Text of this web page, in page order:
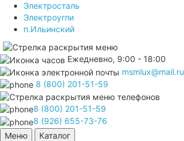
Электросталь
Электроугли
п.Ильинский
Ежедневно, 9:00 - 18:00
msmlux@mail.ru
8 (800) 201-51-59
8 (800) 201-51-59
8 (926) 655-73-76
Меню
Каталог